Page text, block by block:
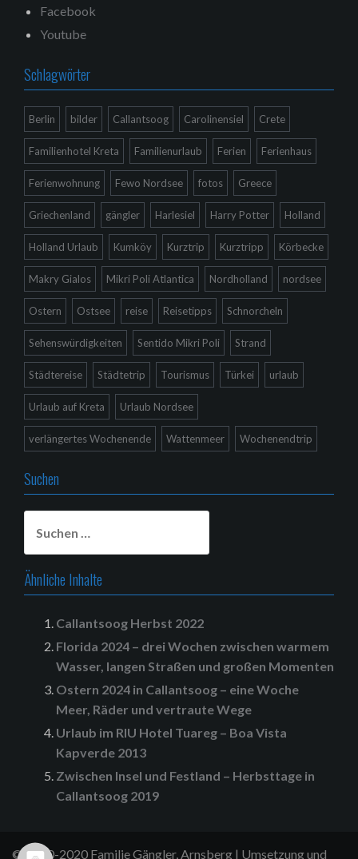
Facebook
Youtube
Schlagwörter
Berlin bilder Callantsoog Carolinensiel Crete
Familienhotel Kreta Familienurlaub Ferien Ferienhaus
Ferienwohnung Fewo Nordsee fotos Greece
Griechenland gängler Harlesiel Harry Potter Holland
Holland Urlaub Kumköy Kurztrip Kurztripp Körbecke
Makry Gialos Mikri Poli Atlantica Nordholland nordsee
Ostern Ostsee reise Reisetipps Schnorcheln
Sehenswürdigkeiten Sentido Mikri Poli Strand
Städtereise Städtetrip Tourismus Türkei urlaub
Urlaub auf Kreta Urlaub Nordsee
verlängertes Wochenende Wattenmeer Wochenendtrip
Suchen
nach:
Ähnliche Inhalte
Callantsoog Herbst 2022
Florida 2024 – drei Wochen zwischen warmem
Wasser, langen Straßen und großen Momenten
Ostern 2024 in Callantsoog – eine Woche
Meer, Räder und vertraute Wege
Urlaub im RIU Hotel Tuareg – Boa Vista
Kapverde 2013
Zwischen Insel und Festland – Herbsttage in
Callantsoog 2019
© 2000-2020 Familie Gängler, Arnsberg | Umsetzung und